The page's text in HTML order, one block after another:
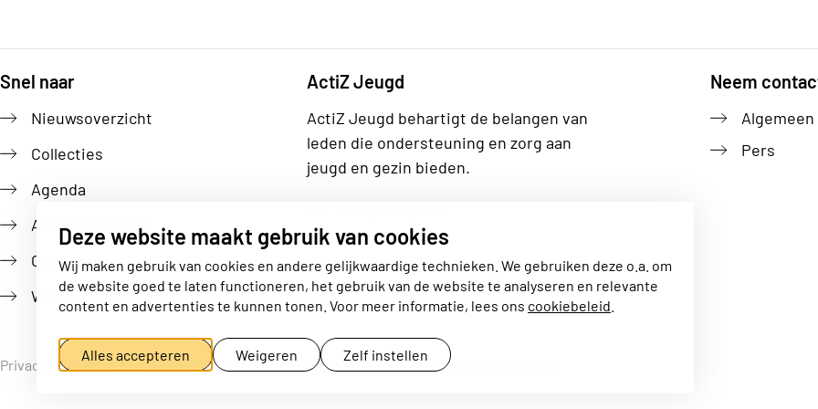
Deze website maakt gebruik van cookies
Wij maken gebruik van cookies en andere gelijkwaardige technieken. We gebruiken deze o.a. om
de website goed te laten functioneren, het gebruik van de website te analyseren en relevante
content en advertenties te kunnen tonen. Voor meer informatie, lees ons cookiebeleid
Alles accepteren Weigeren Zelf instellen
Snel naar
Nieuwsoverzicht
Collecties
Agenda
ActiZ Newsroom
Over ActiZ
Werken bij
ActiZ Jeugd
ActiZ Jeugd behartigt de belangen van
leden die ondersteuning en zorg aan
jeugd en gezin bieden.
Neem
Algemeen
Pers
Privacy statement Disclaimer Cookieverklaring Cookie-instellingen aanpassen